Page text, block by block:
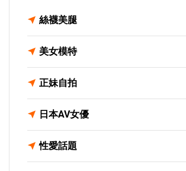
絲襪美腿
美女模特
正妹自拍
日本AV女優
性愛話題